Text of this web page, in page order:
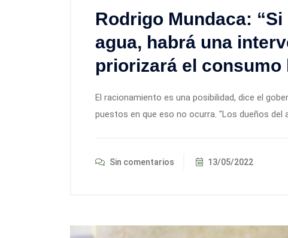
Rodrigo Mundaca:
agua, habrá una
priorizará el consumo
El racionamiento es una posibilidad, dice el
puestos en que eso no ocurra. "Los dueños
Sin comentarios 13/05/2022